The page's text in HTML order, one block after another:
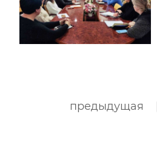
предыдущая